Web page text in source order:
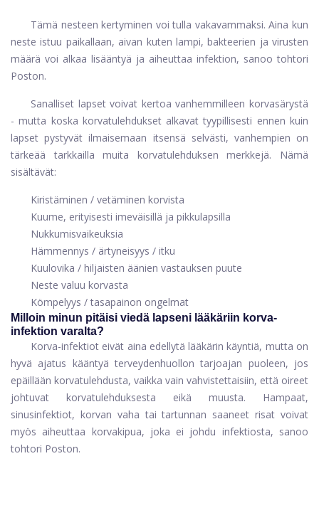
Tämä nesteen kertyminen voi tulla vakavammaksi. Aina kun
neste istuu paikallaan, aivan kuten lampi, bakteerien ja virusten
määrä voi alkaa lisääntyä ja aiheuttaa infektion, sanoo tohtori
Poston.
Sanalliset lapset voivat kertoa vanhemmilleen korvasärystä
- mutta koska korvatulehdukset alkavat tyypillisesti ennen kuin
lapset pystyvät ilmaisemaan itsensä selvästi, vanhempien on
tärkeää tarkkailla muita korvatulehduksen merkkejä. Nämä
sisältävät:
Kiristäminen / vetäminen korvista
Kuume, erityisesti imeväisillä ja pikkulapsilla
Nukkumisvaikeuksia
Hämmennys / ärtyneisyys / itku
Kuulovika / hiljaisten äänien vastauksen puute
Neste valuu korvasta
Kömpelyys / tasapainon ongelmat
Milloin minun pitäisi viedä lapseni lääkäriin korva-
infektion varalta?
Korva-infektiot eivät aina edellytä lääkärin käyntiä, mutta on
hyvä ajatus kääntyä terveydenhuollon tarjoajan puoleen, jos
epäillään korvatulehdusta, vaikka vain vahvistettaisiin, että oireet
johtuvat korvatulehduksesta eikä muusta. Hampaat,
sinusinfektiot, korvan vaha tai tartunnan saaneet risat voivat
myös aiheuttaa korvakipua, joka ei johdu infektiosta, sanoo
tohtori Poston.